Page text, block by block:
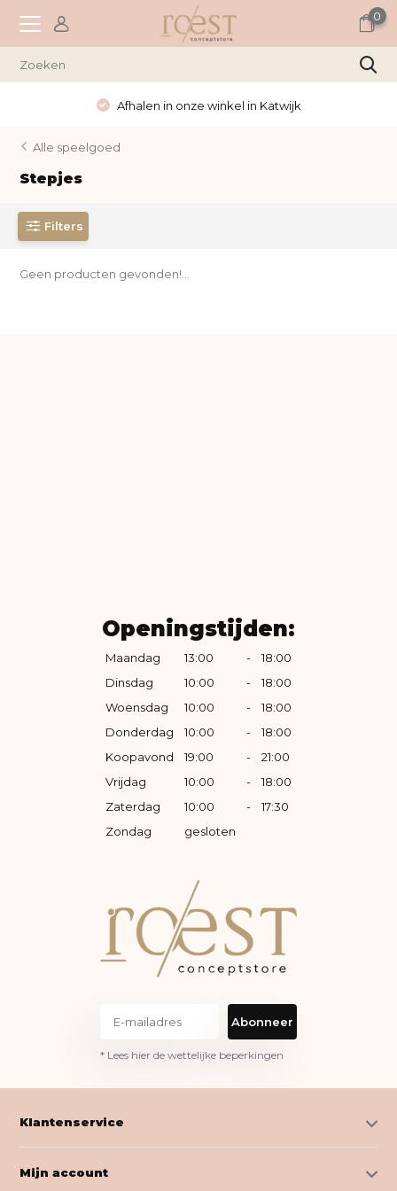
0
Afhalen in onze winkel in Katwijk
Alle speelgoed
Stepjes
Filters
Geen producten gevonden!...
Openingstijden:
Maandag 13:00 -
18:00
Dinsdag
10:00 -
18:00
Woensdag
10:00 -
18:00
Donderdag
10:00 -
18:00
Koopavond
19:00 -
21:00
Vrijdag
10:00 -
18:00
Zaterdag
10:00 -
17:30
Zondag
gesloten
Abonneer
* Lees hier de wettelijke beperkingen
Klantenservice
Mijn account